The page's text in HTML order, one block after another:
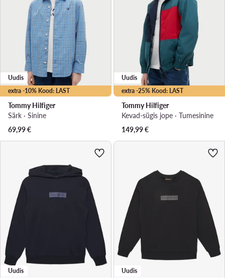
extra -10% Kood: LAST
Uudis
Tommy Hilfiger
Särk · Sinine
69,99€
extra -25% Kood: LAST
Uudis
Tommy Hilfiger
Kevad-sügis jope · Tumesinine
149,99€
Uudis Uudis